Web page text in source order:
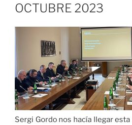
OCTUBRE 2023
Sergi Gordo nos hacía llegar